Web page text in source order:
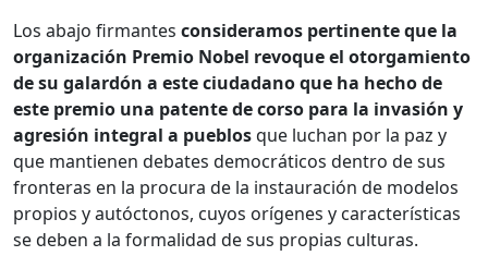
Los abajo firmantes consideramos pertinente que la
organización Premio Nobel revoque el otorgamiento
de su galardón a este ciudadano que ha hecho de
este premio una patente de corso para la invasión y
agresión integral a pueblosque luchan por la paz y
que mantienen debates democráticos dentro de sus
fronteras en la procura de la instauración de modelos
propios y autóctonos, cuyos orígenes y características
se deben a la formalidad de sus propias culturas.